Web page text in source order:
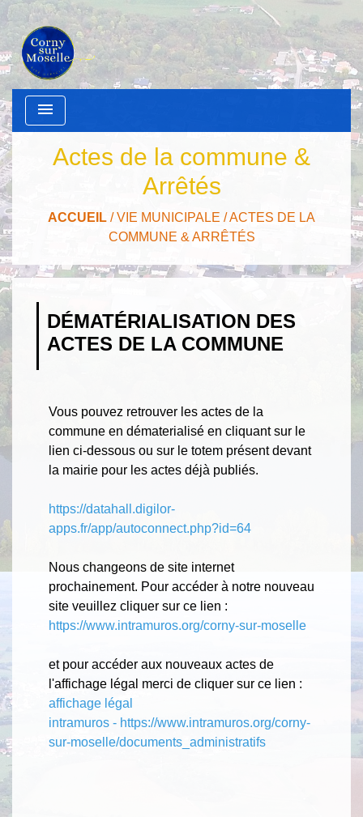
menu
Actes de la commune &
Arrêtés
ACCUEIL /VIE MUNICIPALE /ACTES DE LA
COMMUNE & ARRÊTÉS
DÉMATÉRIALISATION DES
ACTES DE LA COMMUNE
Vous pouvez retrouver les actes de la
commune en dématerialisé en cliquant sur le
lien ci-dessous ou sur le totem présent devant
la mairie pour les actes déjà publiés.
https://datahall.digilor-
apps.fr/app/autoconnect.php?id=64
Nous changeons de site internet
prochainement. Pour accéder à notre nouveau
site veuillez cliquer sur ce lien :
https://www.intramuros.org/corny-sur-moselle
et pour accéder aux nouveaux actes de
l'affichage légal merci de cliquer sur ce lien :
affichage légal
intramuros - https://www.intramuros.org/corny-
sur-moselle/documents_administratifs